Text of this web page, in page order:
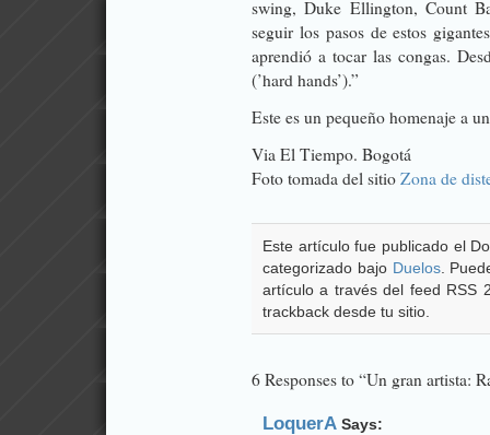
swing, Duke Ellington, Count
seguir los pasos de estos
aprendió a tocar las congas.
(’hard hands’).”
Este es un pequeño homenaje a
Via El Tiempo. Bogotá
Foto tomada del sitio Zona de
Este artículo fue publicado el
categorizado bajo Duelos.
artículo a través del feed RSS
trackback desde tu sitio.
6 Responses to “Un gran artista:
LoquerA Says: